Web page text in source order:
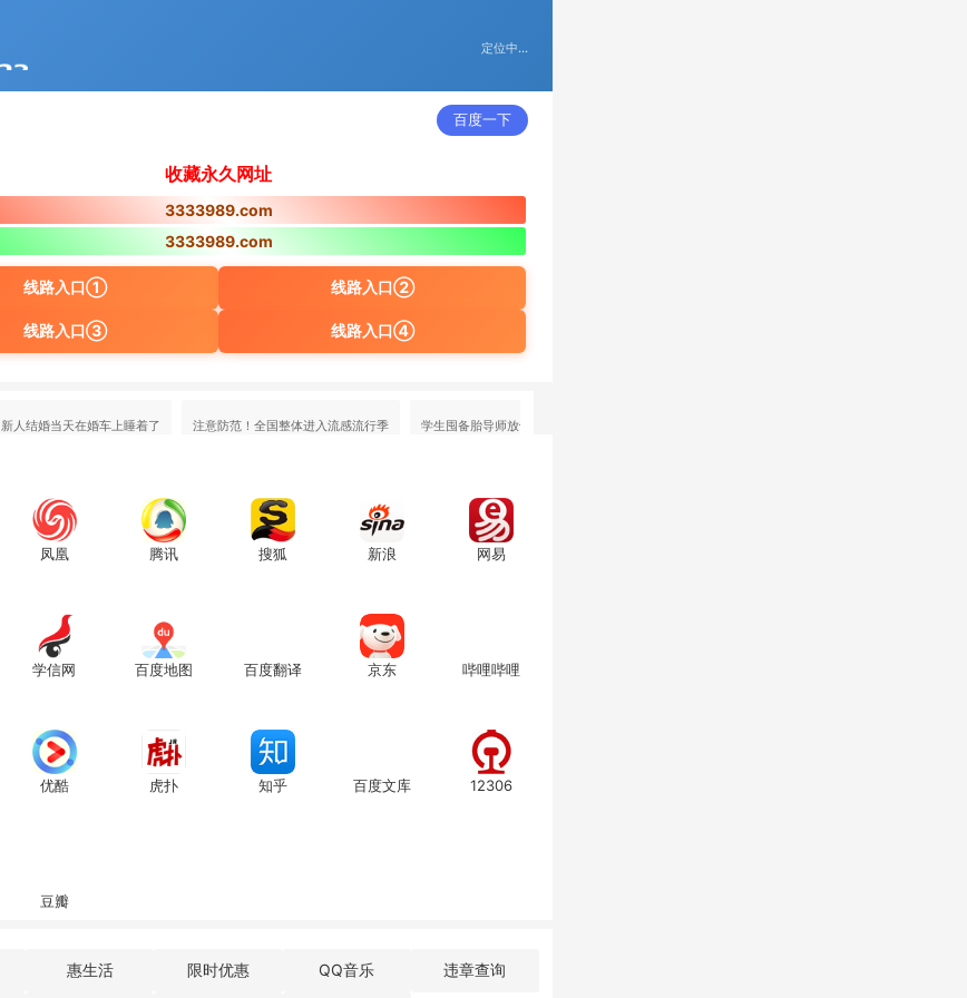
定位中...
查询天
气
百度一下
收藏永久网址
3333989.com
3333989.com
线路入口① 线路入口②
线路入口③ 线路入口④
新人结婚当天在婚车上睡着了 注意防范！全国整体进入流感流行季 学生囤备胎导师放鸽子 保研双向辜负
凤凰 腾讯 搜狐 新浪 网易
学信网 百度地图 百度翻译 京东 哔哩哔哩
优酷 虎扑 知乎 百度文库 12306
豆瓣
惠生活 限时优惠 QQ音乐 违章查询